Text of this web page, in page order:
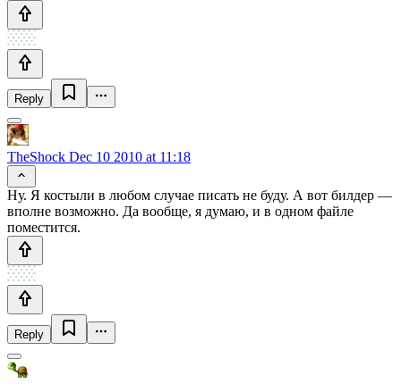
Reply
TheShock Dec 10 2010 at 11:18
Ну. Я костыли в любом случае писать не буду. А вот билдер —
вполне возможно. Да вообще, я думаю, и в одном файле
поместится.
Reply